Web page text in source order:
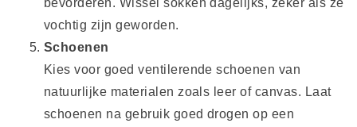
bevorderen. Wissel sokken dagelijks, zeker als ze
vochtig zijn geworden.
Schoenen
Kies voor goed ventilerende schoenen van
natuurlijke materialen zoals leer of canvas. Laat
schoenen na gebruik goed drogen op een